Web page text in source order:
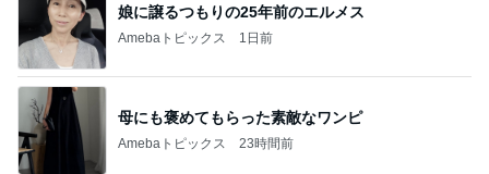
娘に譲るつもりの25年前のエルメス
Amebaトピックス 1日前
母にも褒めてもらった素敵なワンピ
Amebaトピックス 23時間前